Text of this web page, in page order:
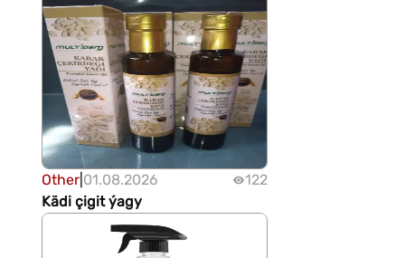
Other| 01.08.2026
122
Kädi çigit ýagy